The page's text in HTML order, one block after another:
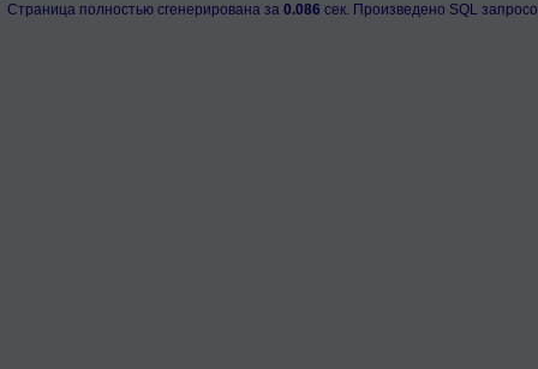
Страница полностью сгенерирована за 0.086 сек. Произведено SQL